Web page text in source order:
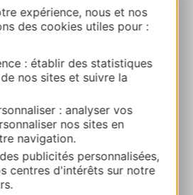
expérience, nous et nos
des cookies utiles pour :
: établir des statistiques
nos sites et suivre la
: analyser vos
nos sites en
navigation.
publicités personnalisées,
centres d'intérêts sur notre
du Commandant Parisot 32600
percorso
48